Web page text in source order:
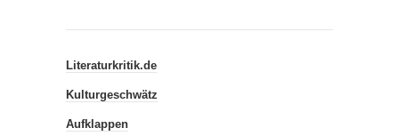
Literaturkritik.de
Kulturgeschwätz
Aufklappen